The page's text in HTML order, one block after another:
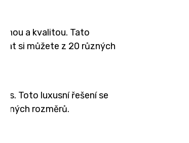
a kvalitou. Tato
si můžete z 20 různých
Toto luxusní řešení se
rozměrů.